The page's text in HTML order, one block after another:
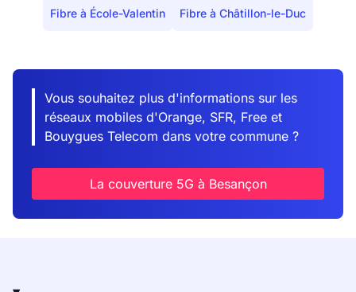
Fibre à École-Valentin Fibre à Châtillon-le-Duc
Vous souhaitez plus d'informations sur les
réseaux mobiles d'Orange, SFR, Free et
Bouygues Telecom dans votre commune ?
La couverture 5G à Besançon